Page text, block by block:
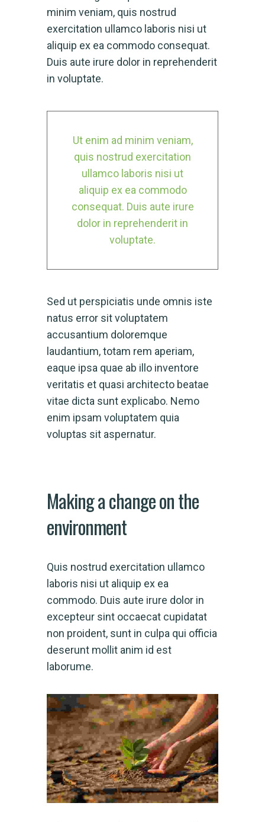
minim veniam, quis nostrud
exercitation ullamco laboris nisi ut
aliquip ex ea commodo consequat.
Duis aute irure dolor in reprehenderit
in voluptate.
Ut enim ad minim veniam,
quis nostrud exercitation
ullamco laboris nisi ut
aliquip ex ea commodo
consequat. Duis aute irure
dolor in reprehenderit in
voluptate.
Sed ut perspiciatis unde omnis iste
natus error sit voluptatem
accusantium doloremque
laudantium, totam rem aperiam,
eaque ipsa quae ab illo inventore
veritatis et quasi architecto beatae
vitae dicta sunt explicabo. Nemo
enim ipsam voluptatem quia
voluptas sit aspernatur.
Making a change on the
environment
Quis nostrud exercitation ullamco
laboris nisi ut aliquip ex ea
commodo. Duis aute irure dolor in
excepteur sint occaecat cupidatat
non proident, sunt in culpa qui officia
deserunt mollit anim id est
laborume.